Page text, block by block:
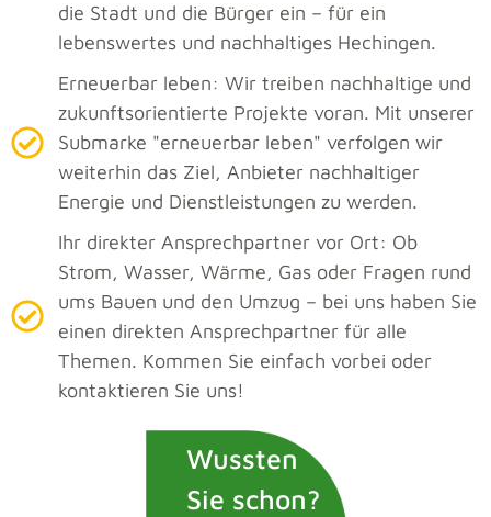
die Stadt und die Bürger ein – für ein
lebenswertes und nachhaltiges Hechingen.
Erneuerbar leben: Wir treiben nachhaltige und
zukunftsorientierte Projekte voran. Mit unserer
Submarke "erneuerbar leben" verfolgen wir
weiterhin das Ziel, Anbieter nachhaltiger
Energie und Dienstleistungen zu werden.
Ihr direkter Ansprechpartner vor Ort: Ob
Strom, Wasser, Wärme, Gas oder Fragen rund
ums Bauen und den Umzug – bei uns haben Sie
einen direkten Ansprechpartner für alle
Themen. Kommen Sie einfach vorbei oder
kontaktieren Sie uns!
Wussten
Sie schon?